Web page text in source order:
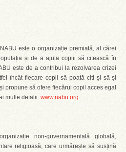
este o organizație premiată, al cărei
și de a ajuta copiii să citească în
este de a contribui la rezolvarea crizei
încât fiecare copil să poată citi și să-și
propune să ofere fiecărui copil acces egal
multe detalii: www.nabu.org.
non-guvernamentală globală,
religioasă, care urmărește să susțină